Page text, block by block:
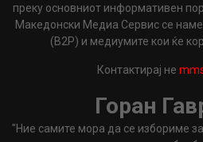
преку основниот информативен
Македонски Медиа Сервис се
(B2P) и медиумите кои ќе
Контактирај не
Горан
"Ние самите мора да се избориме